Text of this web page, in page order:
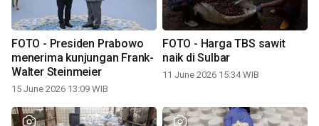
FOTO - Presiden Prabowo
menerima kunjungan Frank-
Walter Steinmeier
15 June 2026 13:09 WIB
FOTO - Harga TBS sawit
naik di Sulbar
11 June 2026 15:34 WIB